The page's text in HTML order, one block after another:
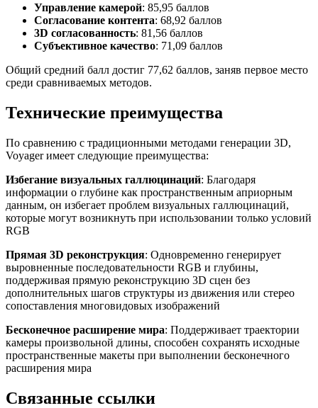
Управление камерой: 85,95 баллов
Согласование контента: 68,92 баллов
3D согласованность: 81,56 баллов
Субъективное качество: 71,09 баллов
Общий средний балл достиг 77,62 баллов, заняв первое место
среди сравниваемых методов.
Технические преимущества
По сравнению с традиционными методами генерации 3D,
Voyager имеет следующие преимущества:
Избегание визуальных галлюцинаций: Благодаря
информации о глубине как пространственным априорным
данным, он избегает проблем визуальных галлюцинаций,
которые могут возникнуть при использовании только условий
RGB
Прямая 3D реконструкция: Одновременно генерирует
выровненные последовательности RGB и глубины,
поддерживая прямую реконструкцию 3D сцен без
дополнительных шагов структуры из движения или стерео
сопоставления многовидовых изображений
Бесконечное расширение мира: Поддерживает траектории
камеры произвольной длины, способен сохранять исходные
пространственные макеты при выполнении бесконечного
расширения мира
Связанные ссылки